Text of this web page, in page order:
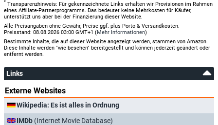
* Transparenzhinweis: Für gekennzeichnete Links erhalten wir Provisionen im Rahmen
eines Affiliate-Partnerprogramms. Das bedeutet keine Mehrkosten für Käufer,
unterstützt uns aber bei der Finanzierung dieser Website.
Alle Preisangaben ohne Gewähr, Preise ggf. plus Porto & Versandkosten.
Preisstand: 08.08.2026 03:00 GMT+1 (Mehr Informationen)
Bestimmte Inhalte, die auf dieser Website angezeigt werden, stammen von Amazon.
Diese Inhalte werden "wie besehen" bereitgestellt und können jederzeit geändert oder
entfernt werden.
Links
Externe Websites
Wikipedia: Es ist alles in Ordnung
IMDb (Internet Movie Database)